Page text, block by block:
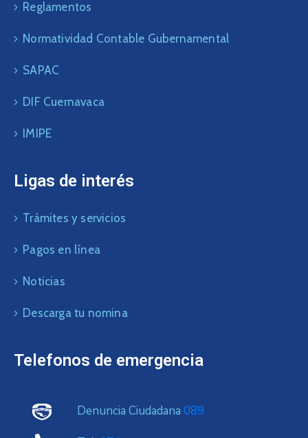
Reglamentos
Normatividad Contable Gubernamental
SAPAC
DIF Cuernavaca
IMIPE
Ligas de interés
Trámites y servicios
Pagos en línea
Noticias
Descarga tu nomina
Telefonos de emergencia
Denuncia Ciudadana 089